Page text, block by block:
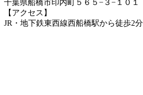
千葉県船橋市印内町５６５−３−１０１
【アクセス】
JR・地下鉄東西線西船橋駅から徒歩2分